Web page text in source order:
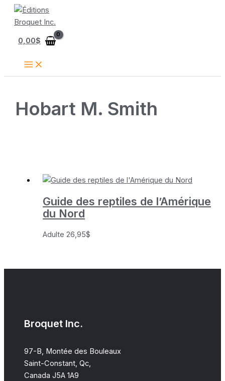
Aller
0,00$
Hobart M. Smith
Guide des reptiles de l’Amérique
du Nord
Adulte26,95$
Broquet Inc.
97-B, Montée des Bouleaux
Saint-Constant, Qc,
Canada J5A 1A9